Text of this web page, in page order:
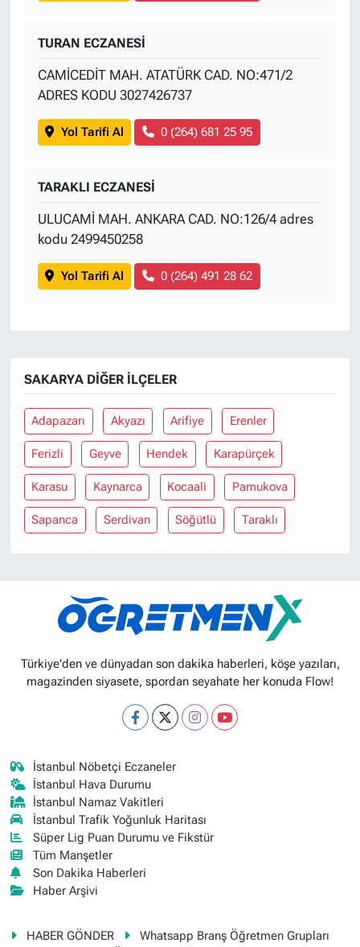
TURAN ECZANESİ
CAMİCEDİT MAH. ATATÜRK CAD. NO:471/2
ADRES KODU 3027426737
Yol Tarifi Al 0 (264) 681 25 95
TARAKLI ECZANESİ
ULUCAMİ MAH. ANKARA CAD. NO:126/4 adres
kodu 2499450258
Yol Tarifi Al 0 (264) 491 28 62
SAKARYA DIĞER İLÇELER
Adapazarı Akyazı Arifiye Erenler
Ferizli Geyve Hendek Karapürçek
Karasu Kaynarca Kocaali Pamukova
Sapanca Serdivan Söğütlü Taraklı
Türkiye'den ve dünyadan son dakika haberleri, köşe yazıları,
magazinden siyasete, spordan seyahate her konuda Flow!
İstanbul Nöbetçi Eczaneler
İstanbul Hava Durumu
İstanbul Namaz Vakitleri
İstanbul Trafik Yoğunluk Haritası
Süper Lig Puan Durumu ve Fikstür
Tüm Manşetler
Son Dakika Haberleri
Haber Arşivi
HABER GÖNDER
Whatsapp Branş Öğretmen Grupları